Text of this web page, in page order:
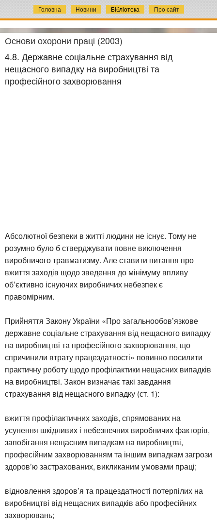
Головна Новини Бібліотека Про сайт
Основи охорони праці (2003)
4.8. Державне соціальне страхування від
нещасного випадку на виробництві та
професійного захворювання
Абсолютної безпеки в житті людини не існує. Тому не
розумно було б стверджувати повне виключення
виробничого травматизму. Але ставити питання про
вжиття заходів щодо зведення до мінімуму впливу
об’єктивно існуючих виробничих небезпек є
правомірним.
Прийняття Закону України «Про загальнообов’язкове
державне соціальне страхування від нещасного випадку
на виробництві та професійного захворювання, що
спричинили втрату працездатності» повинно посилити
практичну роботу щодо профілактики нещасних випадків
на виробництві. Закон визначає такі завдання
страхування від нещасного випадку (ст. 1):
вжиття профілактичних заходів, спрямованих на
усунення шкідливих і небезпечних виробничих факторів,
запобігання нещасним випадкам на виробництві,
професійним захворюванням та іншим випадкам загрози
здоров’ю застрахованих, викликаним умовами праці;
відновлення здоров’я та працездатності потерпілих на
виробництві від нещасних випадків або професійних
захворювань;